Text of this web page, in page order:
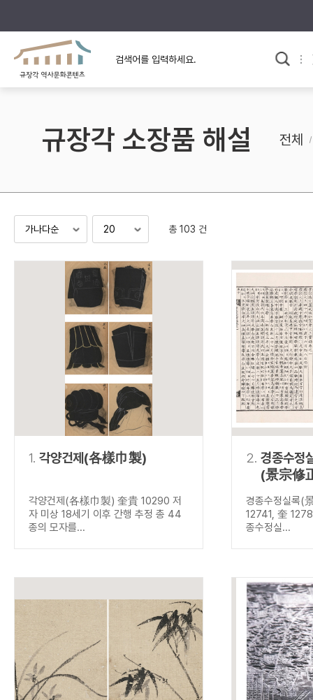
규장각의 어제와 오늘
규장각 소개영상
사료와 문학으로 본
고대
고려
조선 후기
검색 연산자 사용안내
연산자
AND
“정조”와 “정약
색
OR “정조” 또는 “정
NOT
“정조”가 나온
료를 검색
동시에 여러 개의 연산자를 사용할 수 있습니다.
규장각 소장품 해설 전체
총 103 건
1. 각양건제(各樣巾製)
각양건제(各樣巾製) 奎貴 10290 저
자 미상 18세기 이후 간행 추정 총 44
종의 모자를...
2. 경종수정
(景宗修
경종수정실록(
12741, 奎
종수정실...